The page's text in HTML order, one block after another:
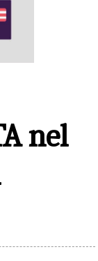
nel